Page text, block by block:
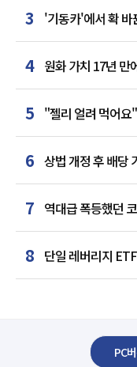
3
'기동카'에서 확
카드사 경쟁
4 원화 가치 17년
5 "젤리 얼려 먹어
된 SNS
6 상법 개정 후 배
최다'
7 역대급 폭등했던
급락
8 단일 레버리지
PC